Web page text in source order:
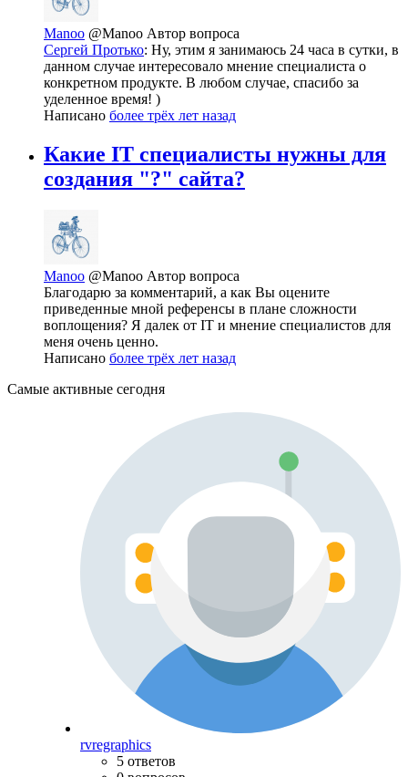
Manoo @Manoo Автор вопроса
Сергей Протько: Ну, этим я занимаюсь 24 часа в сутки, в
данном случае интересовало мнение специалиста о
конкретном продукте. В любом случае, спасибо за
уделенное время! )
Написано более трёх лет назад
Какие IT специалисты нужны для
создания "?" сайта?
Manoo @Manoo Автор вопроса
Благодарю за комментарий, а как Вы оцените
приведенные мной референсы в плане сложности
воплощения? Я далек от IT и мнение специалистов для
меня очень ценно.
Написано более трёх лет назад
Самые активные сегодня
rvregraphics
5 ответов